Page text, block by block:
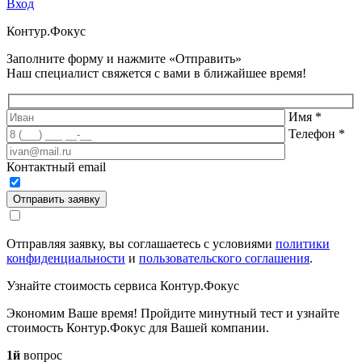
Вход
Контур.Фокус
Заполните форму и нажмите «Отправить»
Наш специалист свяжется с вами в ближайшее время!
Имя *
Телефон *
Контактный email
Отправить заявку
Отправляя заявку, вы соглашаетесь с условиями политики
конфиденциальности и пользовательского соглашения.
Узнайте стоимость сервиса Контур.Фокус
Экономим Ваше время! Пройдите минутный тест и узнайте
стоимость Контур.Фокус для Вашей компании.
1й вопрос